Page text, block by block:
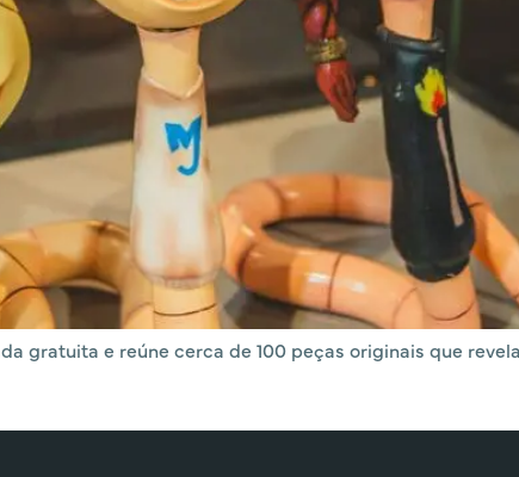
gratuita e reúne cerca de 100 peças originais que